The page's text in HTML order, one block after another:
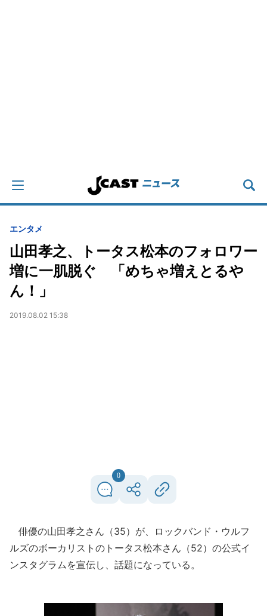
エンタメ
山田孝之、トータス松本のフォロワー
増に一肌脱ぐ 「めちゃ増えとるや
ん！」
2019.08.02 15:38
0
俳優の山田孝之さん（35）が、ロックバンド・ウルフ
ルズのボーカリストのトータス松本さん（52）の公式イ
ンスタグラムを宣伝し、話題になっている。